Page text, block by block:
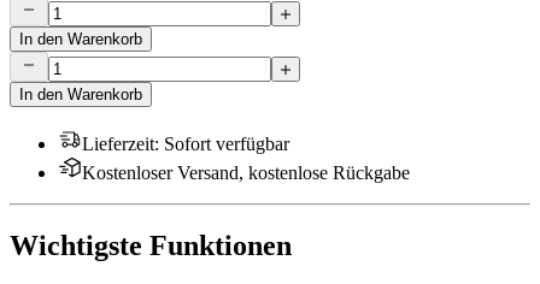
In den Warenkorb
In den Warenkorb
Lieferzeit: Sofort verfügbar
Kostenloser Versand, kostenlose Rückgabe
Wichtigste Funktionen